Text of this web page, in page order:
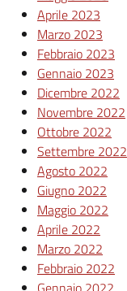
Aprile 2023
Marzo 2023
Febbraio 2023
Gennaio 2023
Dicembre 2022
Novembre 2022
Ottobre 2022
Settembre 2022
Agosto 2022
Giugno 2022
Maggio 2022
Aprile 2022
Marzo 2022
Febbraio 2022